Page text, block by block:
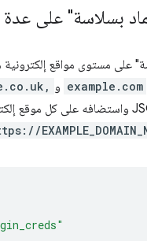
بسلاسة" على عدة
على مستوى مواقع
example.com و